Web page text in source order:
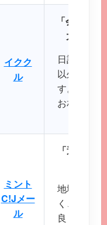
イクク
ル
「会員数
大SNS
日記や掲
以外の機
す。共通
お相手と
ミント
C!Jメー
ル
「近所で
地域に根
く、コス
良く出会